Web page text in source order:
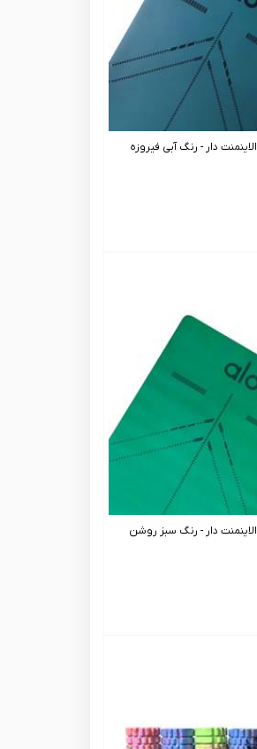
یوگا مت الو ALO الاینمنت دار - رنگ آبی فیروزه